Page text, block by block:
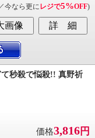
今なら更に レジで5%OFF)
秒殺で悩殺!! 真野祈
価格3,816円